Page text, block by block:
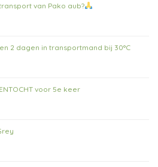
van Pako aub?
2 dagen in transportmand bij 30°C
voor 5e keer